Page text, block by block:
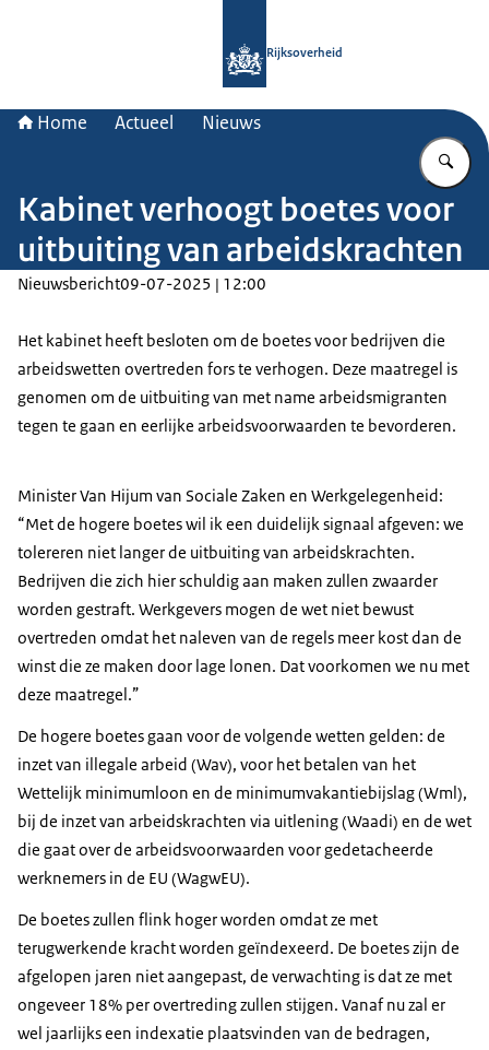
Rijksoverheid
Home Actueel Nieuws
Kabinet verhoogt boetes voor
uitbuiting van arbeidskrachten
Nieuwsbericht09-07-2025 | 12:00
Het kabinet heeft besloten om de boetes voor bedrijven die
arbeidswetten overtreden fors te verhogen. Deze maatregel is
genomen om de uitbuiting van met name arbeidsmigranten
tegen te gaan en eerlijke arbeidsvoorwaarden te bevorderen.
Minister Van Hijum van Sociale Zaken en Werkgelegenheid:
“Met de hogere boetes wil ik een duidelijk signaal afgeven: we
tolereren niet langer de uitbuiting van arbeidskrachten.
Bedrijven die zich hier schuldig aan maken zullen zwaarder
worden gestraft. Werkgevers mogen de wet niet bewust
overtreden omdat het naleven van de regels meer kost dan de
winst die ze maken door lage lonen. Dat voorkomen we nu met
deze maatregel.”
De hogere boetes gaan voor de volgende wetten gelden: de
inzet van illegale arbeid (Wav), voor het betalen van het
Wettelijk minimumloon en de minimumvakantiebijslag (Wml),
bij de inzet van arbeidskrachten via uitlening (Waadi) en de wet
die gaat over de arbeidsvoorwaarden voor gedetacheerde
werknemers in de EU (WagwEU).
De boetes zullen flink hoger worden omdat ze met
terugwerkende kracht worden geïndexeerd. De boetes zijn de
afgelopen jaren niet aangepast, de verwachting is dat ze met
ongeveer 18% per overtreding zullen stijgen. Vanaf nu zal er
wel jaarlijks een indexatie plaatsvinden van de bedragen,